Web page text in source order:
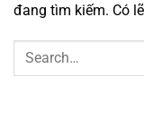
đang tìm kiếm. Có